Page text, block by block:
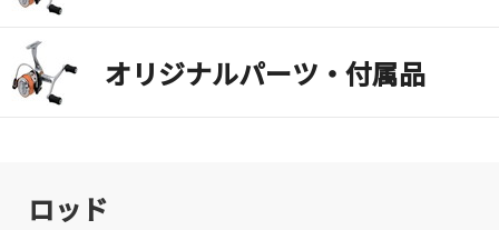
オリジナルパーツ・付属品
ロッド